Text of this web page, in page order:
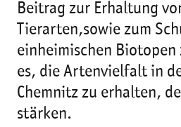
Beitrag zur Erhaltung
Tierarten,sowie zum
einheimischen
es, die Artenvielfalt in
Chemnitz zu erhalten,
stärken.